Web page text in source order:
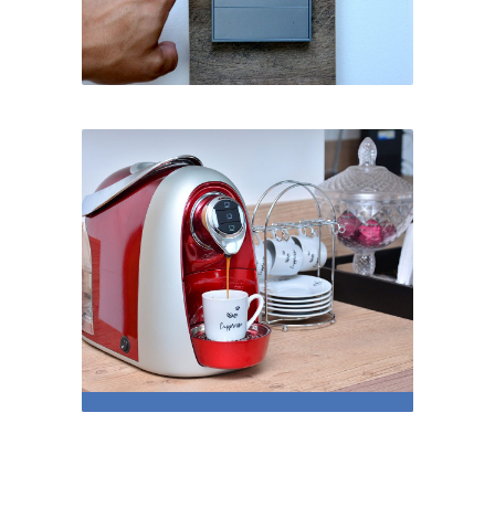
O cérebro da casa inteligente